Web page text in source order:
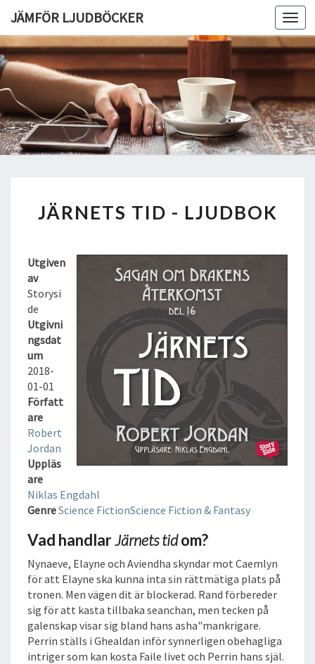
JÄMFÖR LJUDBÖCKER
Ä
E
T
S
T
D
L
J
U
D
B
O
K
JÄRNETS TID - LJUDBOK
Utgiven
av
Storysi
de
Utgivni
ngsdat
um
2018-
01-01
Författ
are
Robert
Jordan
Uppläs
are
Niklas Engdahl
GenreScience FictionScience Fiction & Fantasy
Vad handlarJärnets tidom?
Nynaeve, Elayne och Aviendha skyndar mot Caemlyn
för att Elayne ska kunna inta sin rättmätiga plats på
tronen. Men vägen dit är blockerad. Rand förbereder
sig för att kasta tillbaka seanchan, men tecken på
galenskap visar sig bland hans asha"mankrigare.
Perrin ställs i Ghealdan inför synnerligen obehagliga
intriger som kan kosta Faile livet och Perrin hans själ.